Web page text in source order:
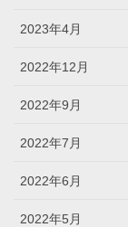
2023年4月
2022年12月
2022年9月
2022年7月
2022年6月
2022年5月